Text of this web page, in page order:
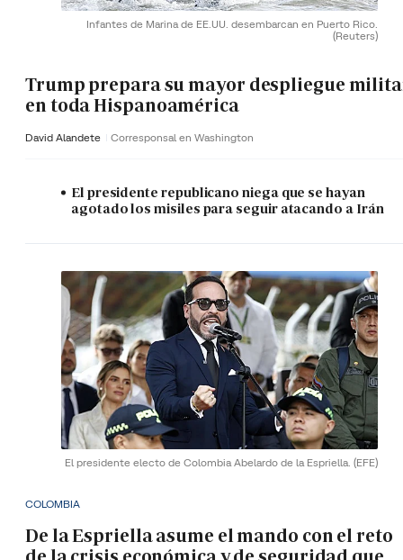
Infantes de Marina de EE.UU. desembarcan en Puerto Rico.
(Reuters)
Trump prepara su mayor despliegue
en toda Hispanoamérica
David Alandete Corresponsal en Washington
El presidente republicano niega que se hayan
agotado los misiles para seguir atacando a Irán
El presidente electo de Colombia Abelardo de la Espriella. (EFE)
COLOMBIA
De la Espriella asume el mando con el reto